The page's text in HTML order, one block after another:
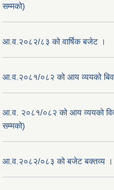
सम्मको)
आ.व.२०८२/८३ को वार्षिक बजेट ।
आ.व.२०८१/०८२ को आय व्ययको
आ.व. २०८१/०८२ को आय व्ययको
सम्मको)
आ.व.२०८२/०८३ को बजेट बक्तव्य ।